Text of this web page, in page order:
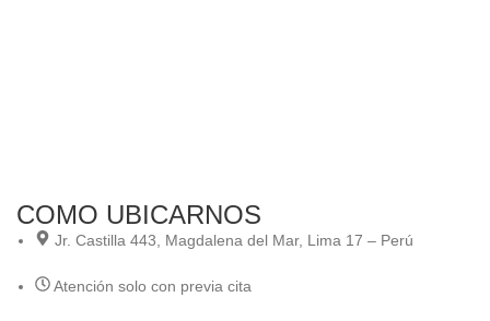
COMO UBICARNOS
Jr. Castilla 443, Magdalena del Mar, Lima 17 – Perú
Atención solo con previa cita